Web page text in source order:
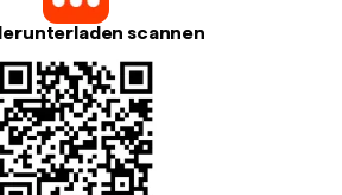
scannen